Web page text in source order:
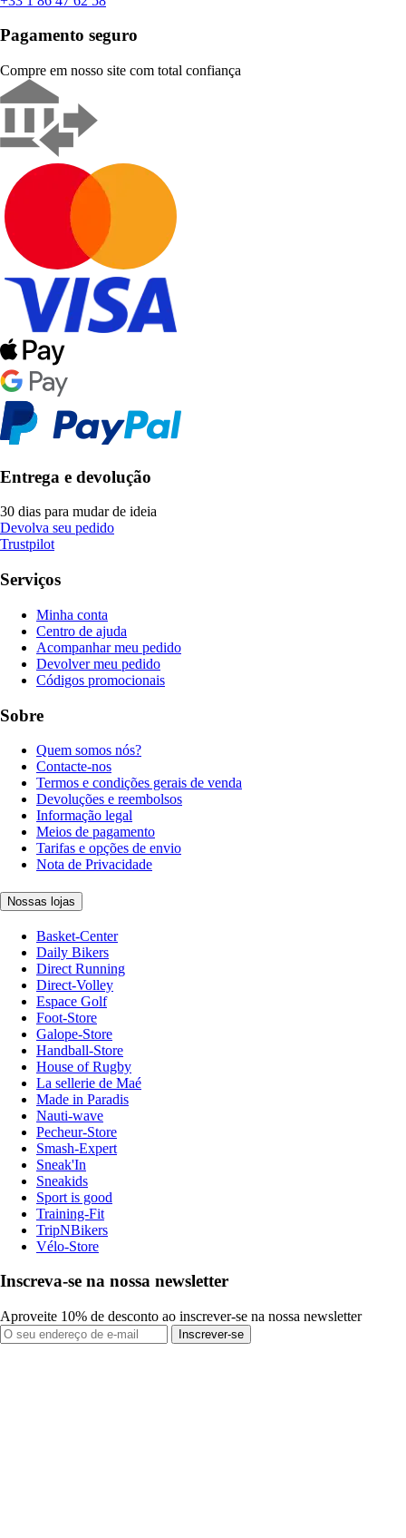
Pagamento seguro
Compre em nosso site com total confiança
Entrega e devolução
30 dias para mudar de ideia
Devolva seu pedido
Trustpilot
Serviços
Minha conta
Centro de ajuda
Acompanhar meu pedido
Devolver meu pedido
Códigos promocionais
Sobre
Quem somos nós?
Contacte-nos
Termos e condições gerais de venda
Devoluções e reembolsos
Informação legal
Meios de pagamento
Tarifas e opções de envio
Nota de Privacidade
Nossas lojas
Basket-Center
Daily Bikers
Direct Running
Direct-Volley
Espace Golf
Foot-Store
Galope-Store
Handball-Store
House of Rugby
La sellerie de Maé
Made in Paradis
Nauti-wave
Pecheur-Store
Smash-Expert
Sneak'In
Sneakids
Sport is good
Training-Fit
TripNBikers
Vélo-Store
Inscreva-se na nossa newsletter
Aproveite 10% de desconto ao inscrever-se na nossa newsletter
Inscrever-se